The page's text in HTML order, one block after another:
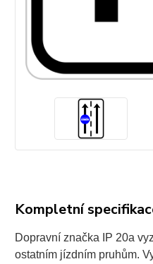
Kompletní
Dopravní značka IP 20a
ostatním jízdním pruhům.